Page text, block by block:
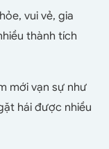
vui vẻ, gia
thành tích
mới vạn sự như
hái được nhiều